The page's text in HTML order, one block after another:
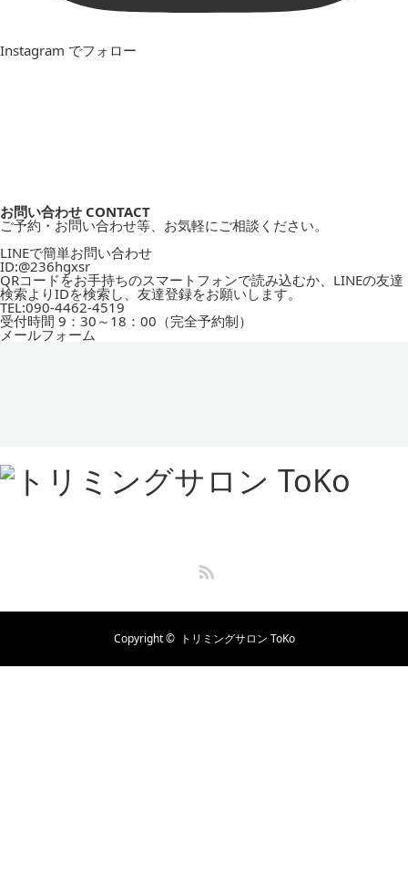
Instagram でフォロー
お問い合わせ CONTACT
ご予約・お問い合わせ等、お気軽にご相談ください。
LINEで簡単お問い合わせ
ID:@236hgxsr
QRコードをお手持ちのスマートフォンで読み込むか、LINEの友達
検索よりIDを検索し、友達登録をお願いします。
TEL:090-4462-4519
受付時間 9：30～18：00（完全予約制）
メールフォーム
Copyright © トリミングサロン ToKo